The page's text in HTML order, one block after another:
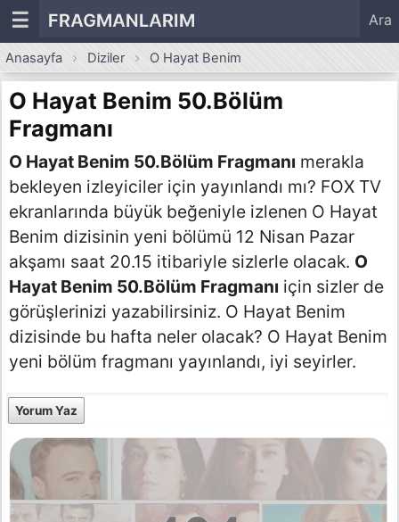
☰ FRAGMANLARIM Ara
Anasayfa Diziler O Hayat Benim
O Hayat Benim 50.Bölüm
Fragmanı
O Hayat Benim 50.Bölüm Fragmanı merakla
bekleyen izleyiciler için yayınlandı mı? FOX TV
ekranlarında büyük beğeniyle izlenen O Hayat
Benim dizisinin yeni bölümü 12 Nisan Pazar
akşamı saat 20.15 itibariyle sizlerle olacak. O
Hayat Benim 50.Bölüm Fragmanı için sizler de
görüşlerinizi yazabilirsiniz. O Hayat Benim
dizisinde bu hafta neler olacak? O Hayat Benim
yeni bölüm fragmanı yayınlandı, iyi seyirler.
Yorum Yaz